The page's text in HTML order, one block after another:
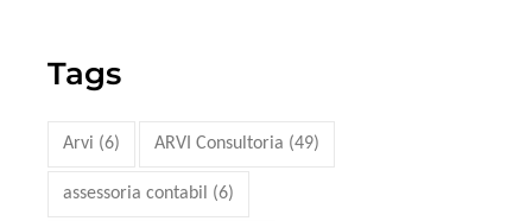
Tags
Arvi (6) ARVI Consultoria (49)
assessoria contabil (6)